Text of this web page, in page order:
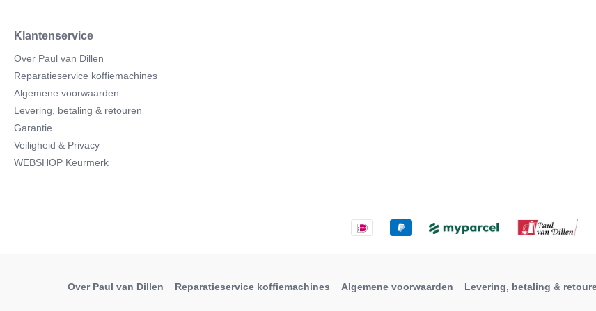
Klantenservice
Over Paul van Dillen
Reparatieservice koffiemachines
Algemene voorwaarden
Levering, betaling & retouren
Garantie
Veiligheid & Privacy
WEBSHOP Keurmerk
Over Paul van Dillen Reparatieservice koffiemachines Algemene voorwaarden Levering, betaling &